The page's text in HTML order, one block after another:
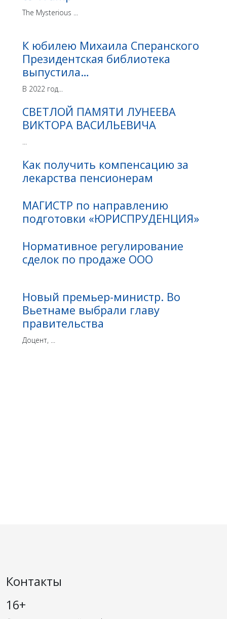
The Mysterious ...
К юбилею Михаила Сперанского
Президентская библиотека
выпустила…
В 2022 год...
СВЕТЛОЙ ПАМЯТИ ЛУНЕЕВА
ВИКТОРА ВАСИЛЬЕВИЧА
...
Как получить компенсацию за
лекарства пенсионерам
МАГИСТР по направлению
подготовки «ЮРИСПРУДЕНЦИЯ»
Нормативное регулирование
сделок по продаже ООО
Новый премьер-министр. Во
Вьетнаме выбрали главу
правительства
Доцент, ...
Контакты
16+